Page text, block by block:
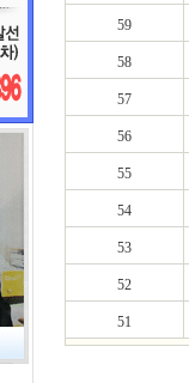
59
58
57
56
55
54
53
52
51